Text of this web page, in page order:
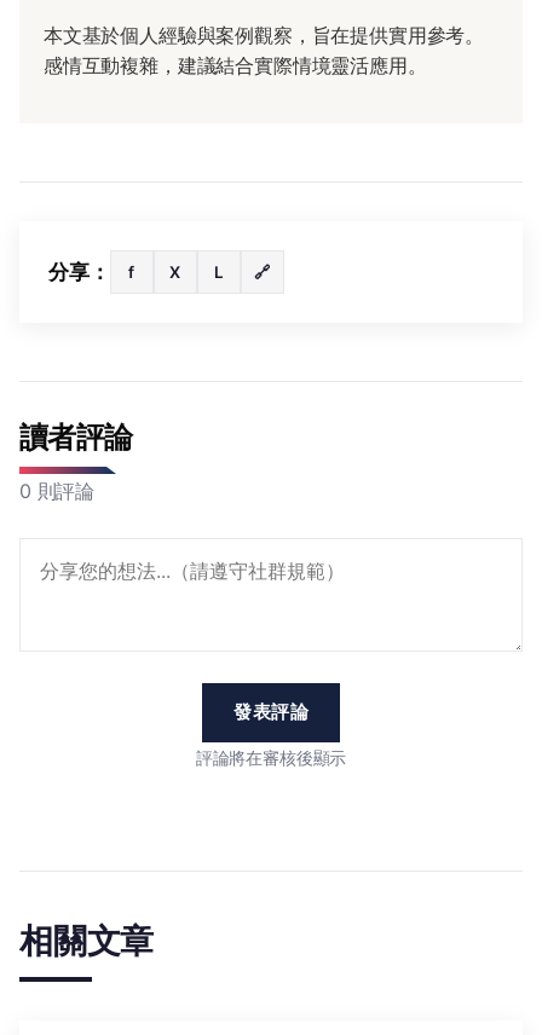
本文基於個人經驗與案例觀察，旨在提供實用參考。
感情互動複雜，建議結合實際情境靈活應用。
分享： f X L 🔗
讀者評論
0 則評論
發表評論
評論將在審核後顯示
相關文章